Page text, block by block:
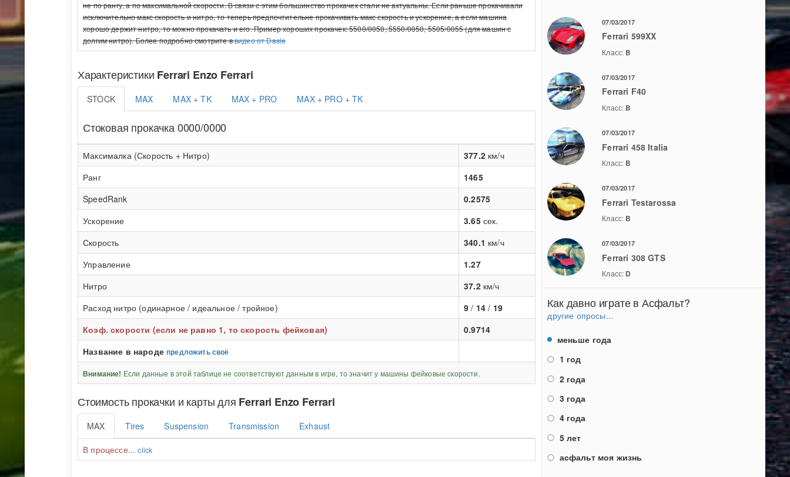
не по рангу, а по максимальной скорости. В связи с этим большинство прокачек стали не актуальны. Если раньше прокачивали
исключительно макс скорость и нитро, то теперь предпочтительне прокачивать макс скорость и ускорение, а если машина
хорошо держит нитро, то можно прокачать и его. Пример хороших прокачек: 5500/0050, 5550/0050, 5505/0055 (для машин с
долгим нитро). Более подробно смотрите ввидео от Dasle
Характеристики Ferrari Enzo Ferrari
STOCK MAX MAX + TK MAX + PRO MAX + PRO + TK
Стоковая прокачка 0000/0000
Максималка (Скорость + Нитро) 377.2км/ч
Ранг
1465
SpeedRank
0.2575
Ускорение
3.65сек.
Скорость
340.1 км/ч
Управление
1.27
Нитро
37.2км/ч
Расход нитро (одинарное / идеальное / тройное)
9 / 14 / 19
Коэф. скорости (если не равно 1, то скорость фейковая)
0.9714
Название в народепредложить своё
Внимание! Если данные в этой таблице не соответствуют данным в игре, то значит у машины фейковые скорости.
Стоимость прокачки и карты для Ferrari Enzo Ferrari
MAX Tires Suspension Transmission
Exhaust
В процессе...click
07/03/2017
Ferrari 599XX
Класс: B
07/03/2017
Ferrari F40
Класс: B
07/03/2017
Ferrari 458 Italia
Класс: B
07/03/2017
Ferrari Testarossa
Класс: B
07/03/2017
Ferrari 308 GTS
Класс: D
Как давно играте в Асфальт?
другие опросы...
меньше года
1 год
2 года
3 года
4 года
5 лет
асфальт моя жизнь